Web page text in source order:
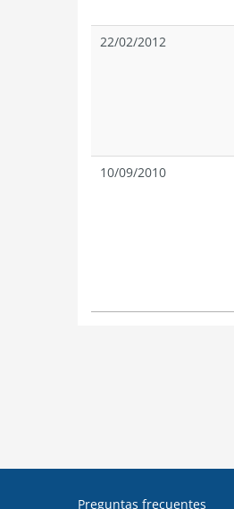
22/02/2012
10/09/2010
Preguntas frecuentes